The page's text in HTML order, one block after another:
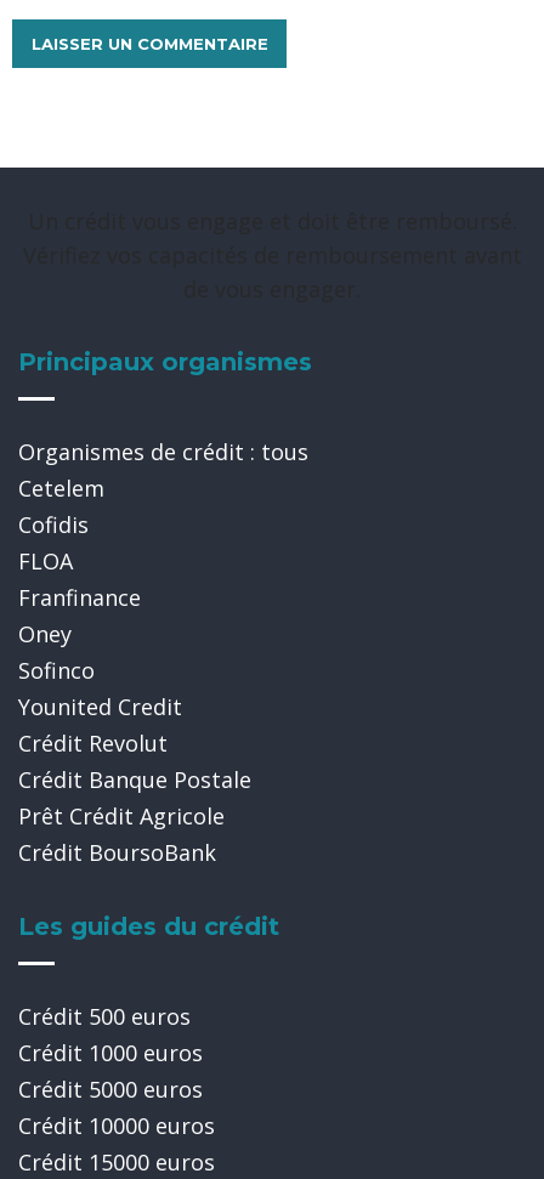
Principaux organismes
Organismes de crédit : tous
Cetelem
Cofidis
FLOA
Franfinance
Oney
Sofinco
Younited Credit
Crédit Revolut
Crédit Banque Postale
Prêt Crédit Agricole
Crédit BoursoBank
Les guides du crédit
Crédit 500 euros
Crédit 1000 euros
Crédit 5000 euros
Crédit 10000 euros
Crédit 15000 euros